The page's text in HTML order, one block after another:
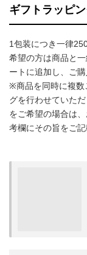
ギフトラッピ
1包装につき一律
希望の方は商品と
ートに追加し、ご購
※商品を同時に複数
グを行わせていた
をご希望の場合は
考欄にその旨をご記